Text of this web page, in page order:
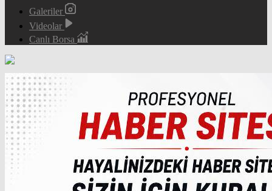
Galeriler
Videolar
Canlı Borsa